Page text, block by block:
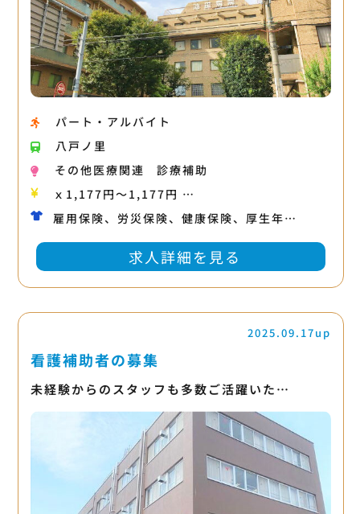
パート・アルバイト
八戸ノ里
その他医療関連
診療補助
ｘ1,177円〜1,177円 …
雇用保険、労災保険、健康保険、厚生年…
求人詳細を見る
2025.09.17up
看護補助者の募集
未経験からのスタッフも多数ご活躍いた…